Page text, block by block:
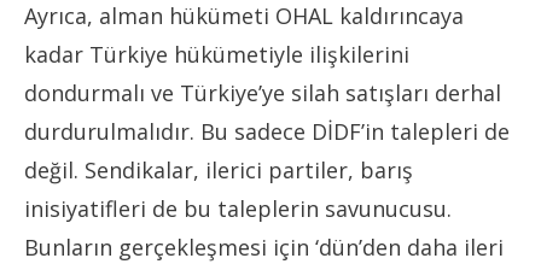
Ayrıca, alman hükümeti OHAL kaldırıncaya
kadar Türkiye hükümetiyle ilişkilerini
dondurmalı ve Türkiye’ye silah satışları derhal
durdurulmalıdır. Bu sadece DİDF’in talepleri de
değil. Sendikalar, ilerici partiler, barış
inisiyatifleri de bu taleplerin savunucusu.
Bunların gerçekleşmesi için ‘dün’den daha ileri